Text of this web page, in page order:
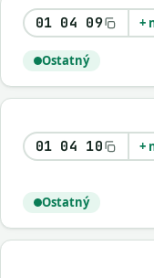
01 04 09 +
Ostatný
01 04 10 +
Ostatný